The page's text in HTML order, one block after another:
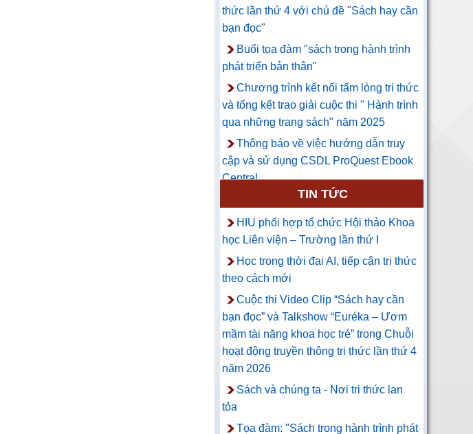
thức lần thứ 4 với chủ đề "Sách hay cần
bạn đọc"
Buổi tọa đàm "sách trong hành trình
phát triển bản thân"
Chương trình kết nối tấm lòng tri thức
và tổng kết trao giải cuộc thi " Hành trình
qua những trang sách" năm 2025
Thông báo về việc hướng dẫn truy
cập và sử dụng CSDL ProQuest Ebook
Central
TIN TỨC
HIU phối hợp tổ chức Hội thảo Khoa
học Liên viện – Trường lần thứ I
Học trong thời đại AI, tiếp cận tri thức
theo cách mới
Cuộc thi Video Clip “Sách hay cần
bạn đọc” và Talkshow “Euréka – Ươm
mầm tài năng khoa học trẻ” trong Chuỗi
hoạt động truyền thông tri thức lần thứ 4
năm 2026
Sách và chúng ta - Nơi tri thức lan
tỏa
Tọa đàm: "Sách trong hành trình phát